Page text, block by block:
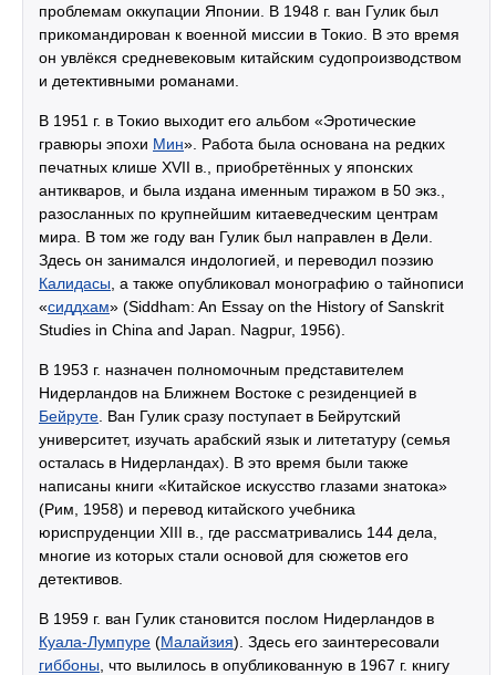
проблемам оккупации Японии. В 1948 г. ван Гулик был
прикомандирован к военной миссии в Токио. В это время
он увлёкся средневековым китайским судопроизводством
и детективными романами.
В 1951 г. в Токио выходит его альбом «Эротические
гравюры эпохи Мин». Работа была основана на редких
печатных клише XVII в., приобретённых у японских
антикваров, и была издана именным тиражом в 50 экз.,
разосланных по крупнейшим китаеведческим центрам
мира. В том же году ван Гулик был направлен в Дели.
Здесь он занимался индологией, и переводил поэзию
Калидасы , а также опубликовал монографию о тайнописи
«сиддхам» (Siddham: An Essay on the History of Sanskrit
Studies in China and Japan. Nagpur, 1956).
В 1953 г. назначен полномочным представителем
Нидерландов на Ближнем Востоке с резиденцией в
Бейруте . Ван Гулик сразу поступает в Бейрутский
университет, изучать арабский язык и литетатуру (семья
осталась в Нидерландах). В это время были также
написаны книги «Китайское искусство глазами знатока»
(Рим, 1958) и перевод китайского учебника
юриспруденции XIII в., где рассматривались 144 дела,
многие из которых стали основой для сюжетов его
детективов.
В 1959 г. ван Гулик становится послом Нидерландов в
Куала-Лумпуре (Малайзия). Здесь его заинтересовали
гиббоны , что вылилось в опубликованную в 1967 г. книгу